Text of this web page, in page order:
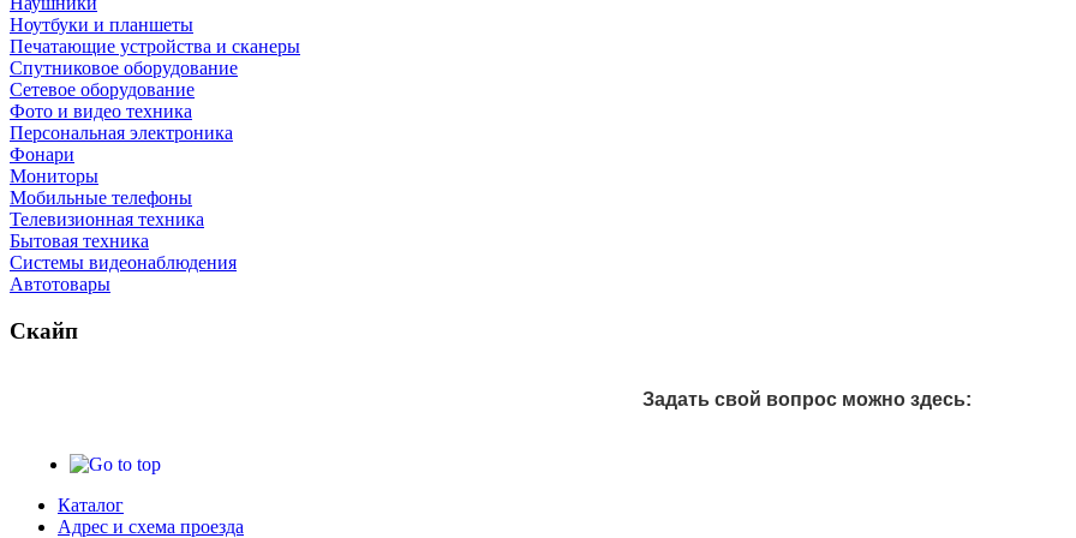
Ноутбуки и планшеты
Печатающие устройства и сканеры
Спутниковое оборудование
Сетевое оборудование
Фото и видео техника
Персональная электроника
Фонари
Мониторы
Мобильные телефоны
Телевизионная техника
Бытовая техника
Cистемы видеонаблюдения
Автотовары
Скайп
Задать свой вопрос можно здесь:
Каталог
Адрес и схема проезда